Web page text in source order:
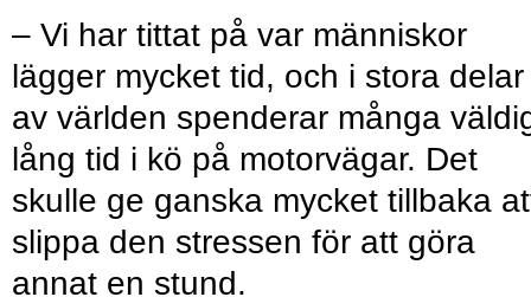
– Vi har tittat på var människor
lägger mycket tid, och i stora delar
av världen spenderar många
lång tid i kö på motorvägar. Det
skulle ge ganska mycket tillbaka
slippa den stressen för att göra
annat en stund.